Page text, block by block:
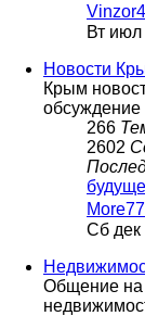
Вт июл
Новости
Крым
обсуждение
266
2602
Сб дек
Общение на